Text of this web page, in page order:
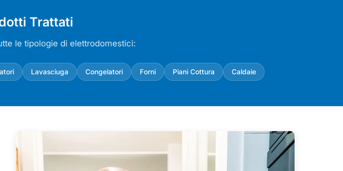
Trattati
le tipologie di elettrodomestici:
Lavasciuga Congelatori Forni Piani Cottura Caldaie